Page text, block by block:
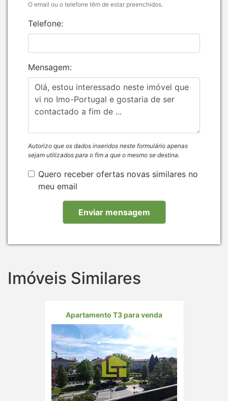
O email ou o telefone têm de estar preenchidos.
Telefone:
Mensagem:
Autorizo que os dados inseridos neste formulário apenas
sejam utilizados para o fim a que o mesmo se destina.
Quero receber ofertas novas similares no
meu email
Imóveis Similares
Apartamento T3 para venda